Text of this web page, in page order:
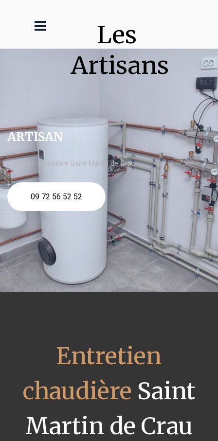
Les
Artisans
ARTISAN
Entretien chaudière Saint Martin de Crau
09 72 56 52 52
Entretien
chaudière Saint
Martin de Crau